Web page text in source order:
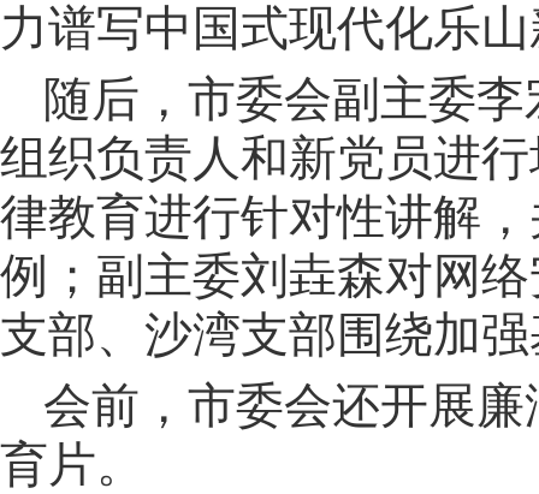
力谱写中国式现代化乐
随后，市委会副主委
组织负责人和新党员进
律教育进行针对性讲解
例；副主委刘垚森对网
支部、沙湾支部围绕加
会前，市委会还开展
育片。